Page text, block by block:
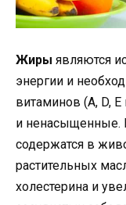
Жиры являются
энергии и
витаминов (А, D,
и
содержатся в
растительных
холестерина и